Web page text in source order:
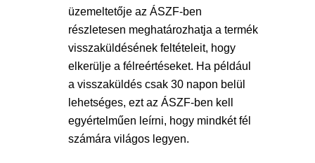
üzemeltetője az ÁSZF-ben
részletesen meghatározhatja a termék
visszaküldésének feltételeit, hogy
elkerülje a félreértéseket. Ha például
a visszaküldés csak 30 napon belül
lehetséges, ezt az ÁSZF-ben kell
egyértelműen leírni, hogy mindkét fél
számára világos legyen.